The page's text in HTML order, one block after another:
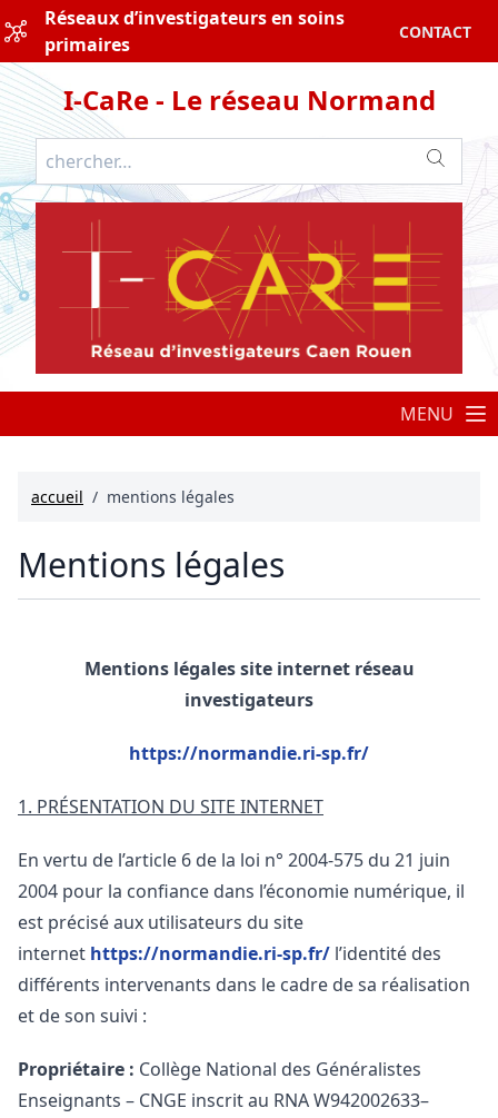
Réseaux d’investigateurs en soins
primaires
CONTACT
I-CaRe - Le réseau Normand
MENU
accueil / mentions légales
Mentions légales
Mentions légales site internet réseau
investigateurs
https://normandie.ri-sp.fr/
1. PRÉSENTATION DU SITE INTERNET
En vertu de l’article 6 de la loi n° 2004-575 du 21 juin
2004 pour la confiance dans l’économie numérique, il
est précisé aux utilisateurs du site
internet https://normandie.ri-sp.fr/ l’identité des
différents intervenants dans le cadre de sa réalisation
et de son suivi :
Propriétaire : Collège National des Généralistes
Enseignants – CNGE inscrit au RNA W942002633–